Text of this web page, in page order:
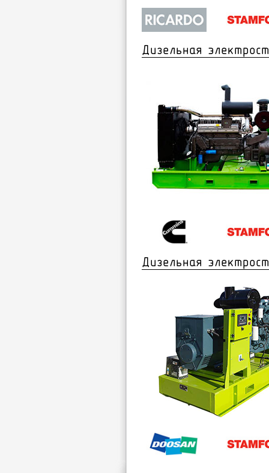
Дизельная
Дизельная